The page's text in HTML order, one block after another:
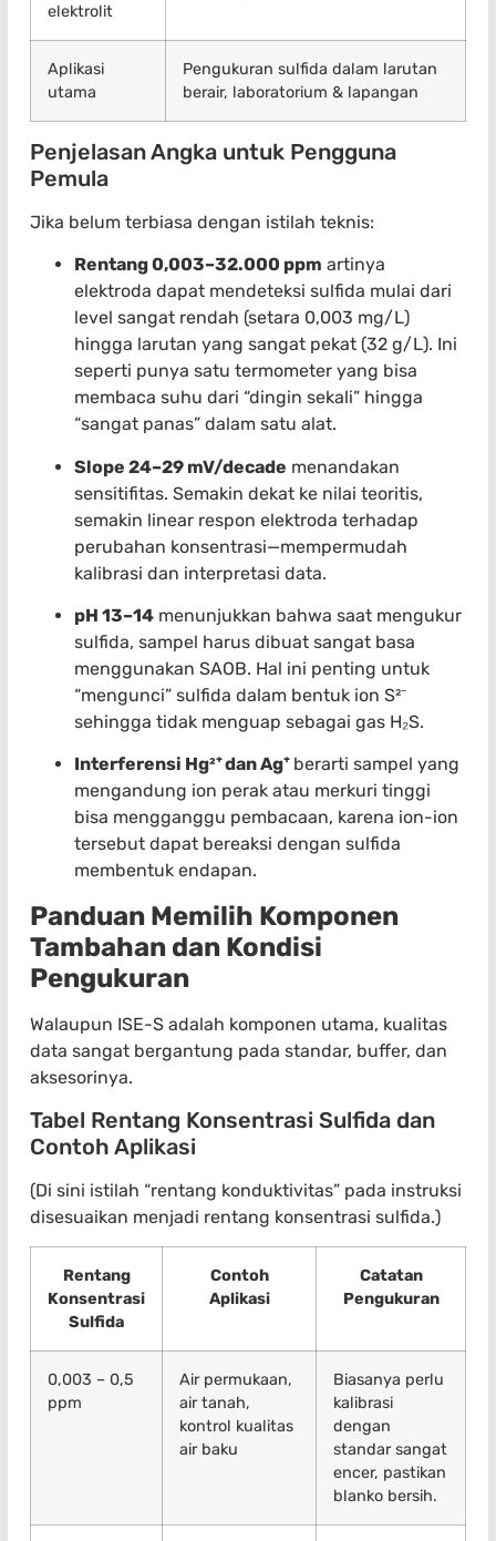
elektrolit
Aplikasi
utama
Pengukuran sulfida dalam larutan
berair, laboratorium & lapangan
Penjelasan Angka untuk Pengguna
Pemula
Jika belum terbiasa dengan istilah teknis:
Rentang 0,003–32.000 ppm artinya
elektroda dapat mendeteksi sulfida mulai dari
level sangat rendah (setara 0,003 mg/L)
hingga larutan yang sangat pekat (32 g/L). Ini
seperti punya satu termometer yang bisa
membaca suhu dari “dingin sekali” hingga
“sangat panas” dalam satu alat.
Slope 24–29 mV/decade menandakan
sensitifitas. Semakin dekat ke nilai teoritis,
semakin linear respon elektroda terhadap
perubahan konsentrasi—mempermudah
kalibrasi dan interpretasi data.
pH 13–14 menunjukkan bahwa saat mengukur
sulfida, sampel harus dibuat sangat basa
menggunakan SAOB. Hal ini penting untuk
“mengunci” sulfida dalam bentuk ion S²⁻
sehingga tidak menguap sebagai gas H₂S.
Interferensi Hg²⁺ dan Ag⁺berarti sampel yang
mengandung ion perak atau merkuri tinggi
bisa mengganggu pembacaan, karena ion-ion
tersebut dapat bereaksi dengan sulfida
membentuk endapan.
Panduan Memilih Komponen
Tambahan dan Kondisi
Pengukuran
Walaupun ISE-S adalah komponen utama, kualitas
data sangat bergantung pada standar, buffer, dan
aksesorinya.
Tabel Rentang Konsentrasi Sulfida dan
Contoh Aplikasi
(Di sini istilah “rentang konduktivitas” pada instruksi
disesuaikan menjadi rentang konsentrasi sulfida.)
Rentang
Konsentrasi
Sulfida
Contoh
Aplikasi
Catatan
Pengukuran
0,003 – 0,5
ppm
Air permukaan,
air tanah,
kontrol kualitas
air baku
Biasanya perlu
kalibrasi
dengan
standar sangat
encer, pastikan
blanko bersih.